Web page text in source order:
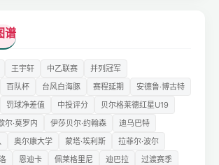
谱
王宇轩 中乙联赛
并列冠军
百队杯 台风白海豚 赛程延期
安德鲁·博古特
罚球净差值 中投评分
贝尔格莱德红星U19
尔·莫罗内 伊莎贝尔·约翰森
迪乌巴特
奥尔康大学 蒙塔·埃利斯
拉菲尔·波尔
恩迪卡 佩莱格里尼 迪巴拉
过渡赛季